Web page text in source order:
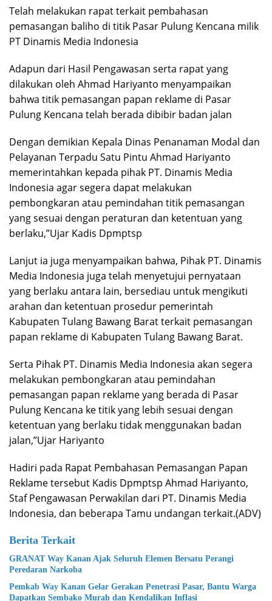
Telah melakukan rapat terkait pembahasan
pemasangan baliho di titik Pasar Pulung Kencana milik
PT Dinamis Media Indonesia
Adapun dari Hasil Pengawasan serta rapat yang
dilakukan oleh Ahmad Hariyanto menyampaikan
bahwa titik pemasangan papan reklame di Pasar
Pulung Kencana telah berada dibibir badan jalan
Dengan demikian Kepala Dinas Penanaman Modal dan
Pelayanan Terpadu Satu Pintu Ahmad Hariyanto
memerintahkan kepada pihak PT. Dinamis Media
Indonesia agar segera dapat melakukan
pembongkaran atau pemindahan titik pemasangan
yang sesuai dengan peraturan dan ketentuan yang
berlaku,”Ujar Kadis Dpmptsp
Lanjut ia juga menyampaikan bahwa, Pihak PT. Dinamis
Media Indonesia juga telah menyetujui pernyataan
yang berlaku antara lain, bersediau untuk mengikuti
arahan dan ketentuan prosedur pemerintah
Kabupaten Tulang Bawang Barat terkait pemasangan
papan reklame di Kabupaten Tulang Bawang Barat.
Serta Pihak PT. Dinamis Media Indonesia akan segera
melakukan pembongkaran atau pemindahan
pemasangan papan reklame yang berada di Pasar
Pulung Kencana ke titik yang lebih sesuai dengan
ketentuan yang berlaku tidak menggunakan badan
jalan,”Ujar Hariyanto
Hadiri pada Rapat Pembahasan Pemasangan Papan
Reklame tersebut Kadis Dpmptsp Ahmad Hariyanto,
Staf Pengawasan Perwakilan dari PT. Dinamis Media
Indonesia, dan beberapa Tamu undangan terkait.(ADV)
Berita Terkait
GRANAT Way Kanan Ajak Seluruh Elemen Bersatu Perangi
Peredaran Narkoba
Pemkab Way Kanan Gelar Gerakan Penetrasi Pasar, Bantu Warga
Dapatkan Sembako Murah dan Kendalikan Inflasi